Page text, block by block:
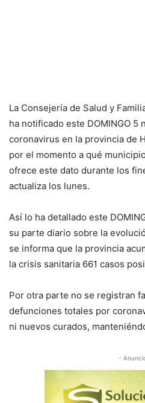
La Consejería de Salud y
ha notificado este DOMINGO 5
coronavirus en la provincia de
por el momento a qué
ofrece este dato durante los
actualiza los lunes.
Así lo ha detallado este
su parte diario sobre la
se informa que la provincia
la crisis sanitaria 661 casos
Por otra parte no se registran
defunciones totales por
ni nuevos curados,
-